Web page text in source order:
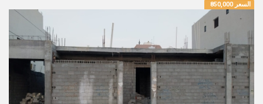
السعر 850,000